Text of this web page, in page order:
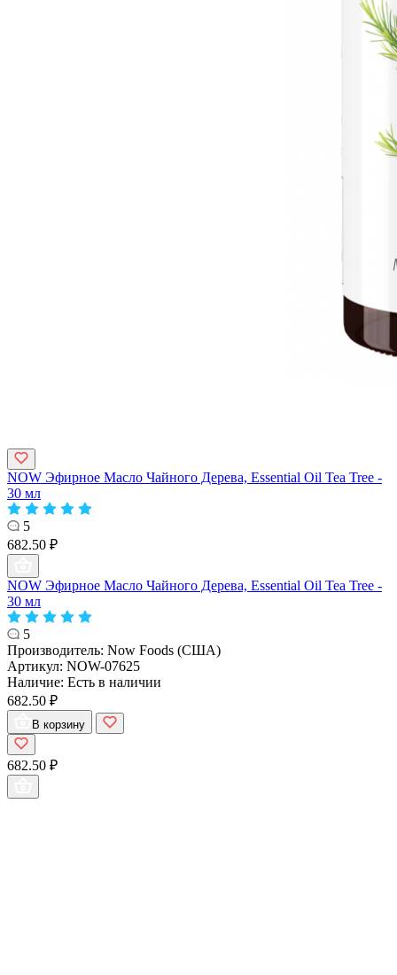
NOW Эфирное Масло Чайного Дерева, Essential Oil Tea Tree -
30 мл
5
682.50 ₽
NOW Эфирное Масло Чайного Дерева, Essential Oil Tea Tree -
30 мл
5
Производитель: Now Foods (США)
Артикул: NOW-07625
Наличие: Есть в наличии
682.50 ₽
В корзину
682.50 ₽